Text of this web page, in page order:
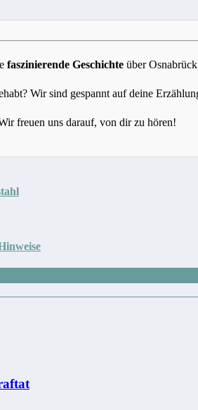
faszinierende Geschichte über
Wir sind gespannt auf deine
freuen uns darauf, von dir zu hören!